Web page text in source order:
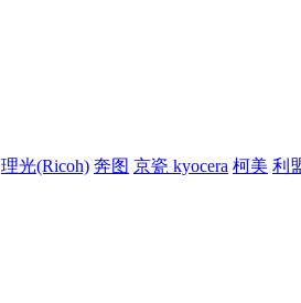
理光(Ricoh) 奔图 京瓷 kyocera 柯美 利